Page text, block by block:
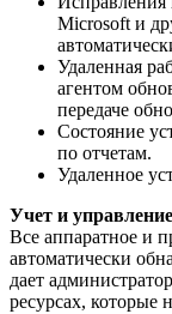
Microsoft и
Удаленная
агентом
передаче
Состояние
по отчетам.
Удаленное
Учет и
Все аппаратное и
автоматически
дает
ресурсах, которые